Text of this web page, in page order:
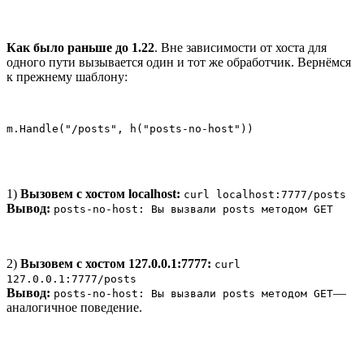
Как было раньше до 1.22. Вне зависимости от хоста для
одного пути вызывается один и тот же обработчик. Вернёмся
к прежнему шаблону:
m.Handle("/posts", h("posts-no-host"))
1) Вызовем с хостом localhost: curl localhost:7777/posts
Вывод: posts-no-host: Вы вызвали posts методом GET
2) Вызовем с хостом 127.0.0.1:7777: curl
127.0.0.1:7777/posts
Вывод: posts-no-host: Вы вызвали posts методом GET—
аналогичное поведение.